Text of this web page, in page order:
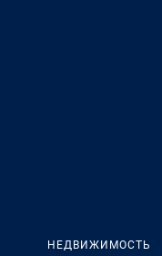
НЕДВИЖИМОСТЬ